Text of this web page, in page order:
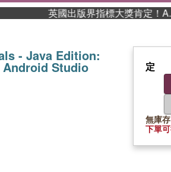
英國出版界指標大獎肯定！A.F.
- Java Edition:
Studio 定
無庫
下單